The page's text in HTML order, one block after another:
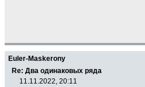
Euler-Maskerony
Re: Два одинаковых ряда
11.11.2022, 20:11